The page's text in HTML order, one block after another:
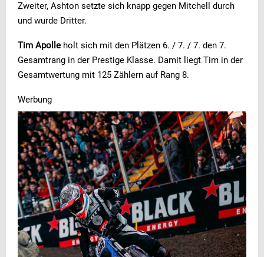
Zweiter, Ashton setzte sich knapp gegen Mitchell durch
und wurde Dritter.
Tim Apolle holt sich mit den Plätzen 6. / 7. / 7. den 7.
Gesamtrang in der Prestige Klasse. Damit liegt Tim in der
Gesamtwertung mit 125 Zählern auf Rang 8.
Werbung